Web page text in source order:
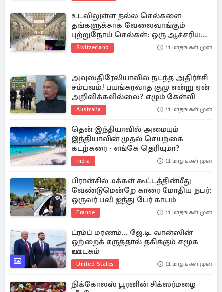
உடலிலுள்ள நல்ல செல்களை
தங்களுக்காக வேலைவாங்கும்
புற்றுநோய் செல்கள்: ஒரு ஆச்சரிய
கண்டுபிடிப்பு
Switzerland 11 மாதங்கள் முன்
அவுஸ்திரேலியாவில் நடந்த அதிர்ச்சி
சம்பவம்! பயங்கரவாத குழு என்று ஏன்
அறிவிக்கவில்லை? எழும் கேள்வி
Australia 11 மாதங்கள் முன்
தென் இந்தியாவில் அமையும்
இந்தியாவின் முதல் செயற்கை
கடற்கரை - எங்கே தெரியுமா?
India 11 மாதங்கள் முன்
பிரான்சில் மக்கள் கூட்டத்தின்மீது
வேண்டுமென்றே காரை மோதிய நபர்:
ஒருவர் பலி ஐந்து பேர் காயம்
France 11 மாதங்கள் முன்
ட்ரம்ப் மரணம்... ஜே.டி. வான்ஸின்
ஒற்றைக் கருத்தால் தகிக்கும் சமூக
ஊடகம்
United States 11 மாதங்கள் முன்
நிக்கோலஸ் பூரனின் சிக்ஸர்மழை